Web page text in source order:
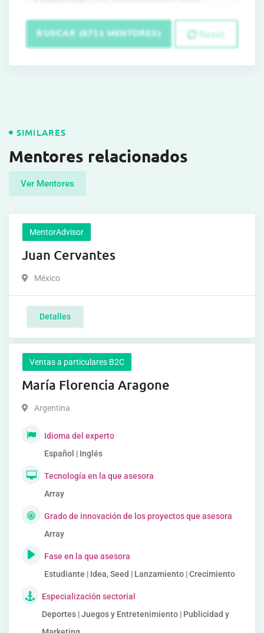
BUSCAR (6711 MENTORES) Reset
SIMILARES
Mentores relacionados
Ver Mentores
MentorAdvisor
Juan Cervantes
México
Detalles
Ventas a particulares B2C
María Florencia Aragone
Argentina
Idioma del experto
Español | Inglés
Tecnología en la que asesora
Array
Grado de innovación de los proyectos que asesora
Array
Fase en la que asesora
Estudiante | Idea, Seed | Lanzamiento | Crecimiento
Especialización sectorial
Deportes | Juegos y Entretenimiento | Publicidad y